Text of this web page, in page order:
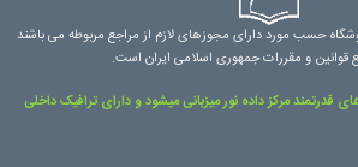
حسب مورد دارای مجوزهای لازم از مراجع مربوطه می باشند
قوانین و مقررات جمهوری اسلامی ایران است.
قدرتمند مرکز داده نور میزبانی میشود و دارای ترافیک داخلی